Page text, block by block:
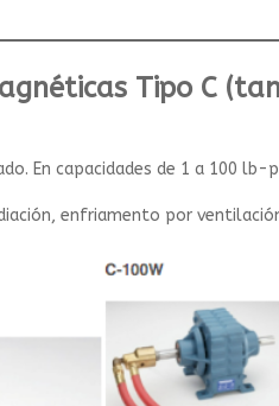
Tipo C
En capacidades de 1 a 100 lb-
enfriamento por